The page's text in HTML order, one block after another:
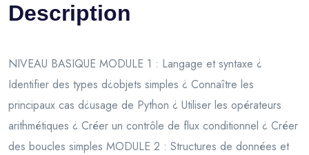
Description
NIVEAU BASIQUE MODULE 1 : Langage et syntaxe ¿
Identifier des types d¿objets simples ¿ Connaître les
principaux cas d¿usage de Python ¿ Utiliser les opérateurs
arithmétiques ¿ Créer un contrôle de flux conditionnel ¿ Créer
des boucles simples MODULE 2 : Structures de données et